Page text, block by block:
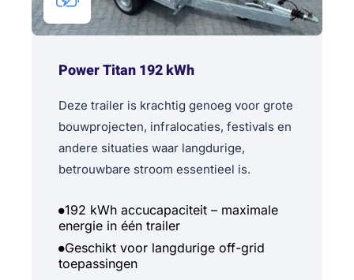
Power Titan 192 kWh
Deze trailer is krachtig genoeg voor grote
bouwprojecten, infralocaties, festivals en
andere situaties waar langdurige,
betrouwbare stroom essentieel is.
192 kWh accucapaciteit – maximale
energie in één trailer
Geschikt voor langdurige off-grid
toepassingen